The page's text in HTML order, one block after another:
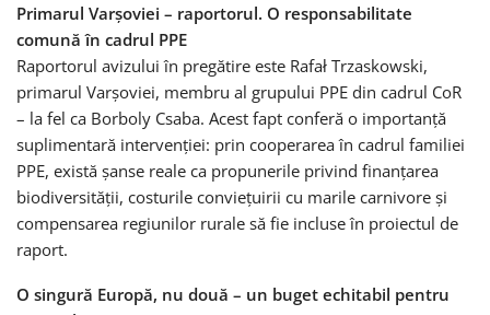
Primarul Varșoviei – raportorul. O responsabilitate
comună în cadrul PPE
Raportorul avizului în pregătire este Rafał Trzaskowski,
primarul Varșoviei, membru al grupului PPE din cadrul CoR
– la fel ca Borboly Csaba. Acest fapt conferă o importanță
suplimentară intervenției: prin cooperarea în cadrul familiei
PPE, există șanse reale ca propunerile privind finanțarea
biodiversității, costurile conviețuirii cu marile carnivore și
compensarea regiunilor rurale să fie incluse în proiectul de
raport.
O singură Europă, nu două – un buget echitabil pentru